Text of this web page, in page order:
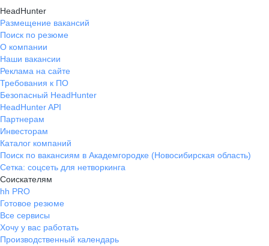
HeadHunter
Размещение вакансий
Поиск по резюме
О компании
Наши вакансии
Реклама на сайте
Требования к ПО
Безопасный HeadHunter
HeadHunter API
Партнерам
Инвесторам
Каталог компаний
Поиск по вакансиям в Академгородке (Новосибирская область)
Сетка: соцсеть для нетворкинга
Соискателям
hh PRO
Готовое резюме
Все сервисы
Хочу у вас работать
Производственный календарь